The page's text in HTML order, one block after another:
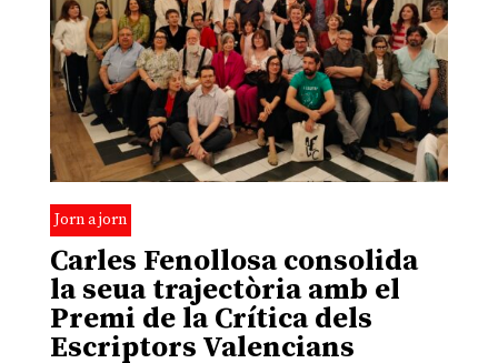
Jorn a jorn
Carles Fenollosa consolida
la seua trajectòria amb el
Premi de la Crítica dels
Escriptors Valencians